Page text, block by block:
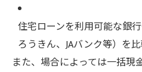
住宅ローンを利用可能な銀
ろうきん、JAバンク等）を
また、場合によっては一括現